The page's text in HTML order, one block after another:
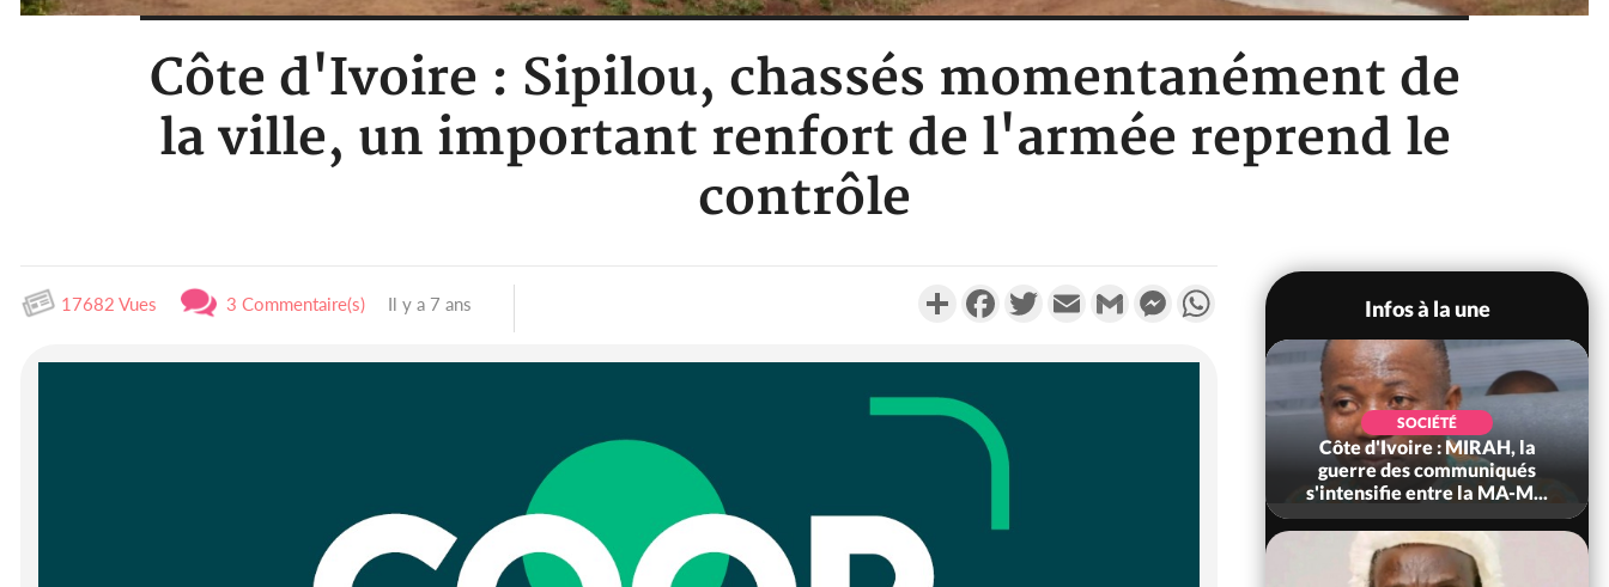
Côte d'Ivoire : Sipilou, chassés momentanément de
la ville, un important renfort de l'armée reprend le
contrôle
17682 Vues 3 Commentaire(s) Il y a 7 ans PartagerFacebookTwitterEmail Gmail MessengerWhatsApp
Infos à la une
Côte d'Ivoire : Man, deux
personnes périssent dans un
SOCIÉTÉ
Côte d'Ivoire : MIRAH, la
guerre des communiqués
s'intensifie entre la MA-M...